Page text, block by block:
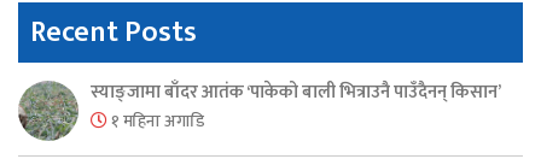
Recent Posts
स्याङ्जामा बाँदर आतंक ‘पाकेको बाली भित्राउनै पाउँदैनन् किसान’
१ महिना अगाडि